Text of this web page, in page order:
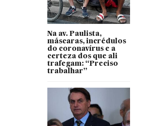
Na av. Paulista,
máscaras, incrédulos
do coronavírus e a
certeza dos que ali
trafegam: “Preciso
trabalhar”